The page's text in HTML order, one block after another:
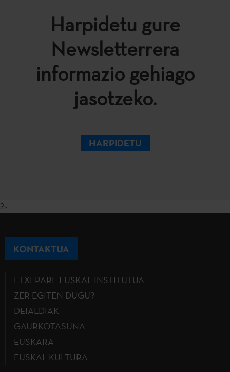
Harpidetu gure
Newsletterrera
informazio gehiago
jasotzeko.
HARPIDETU
?>
KONTAKTUA
ETXEPARE EUSKAL INSTITUTUA
ZER EGITEN DUGU?
DEIALDIAK
GAURKOTASUNA
EUSKARA
EUSKAL KULTURA